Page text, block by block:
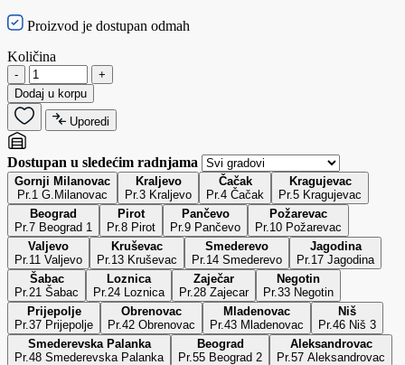
Proizvod je dostupan odmah
Količina
-
+
Dodaj u korpu
Uporedi
Dostupan u sledećim radnjama
Gornji Milanovac
Pr.1 G.Milanovac
Kraljevo
Pr.3 Kraljevo
Čačak
Pr.4 Čačak
Kragujevac
Pr.5 Kragujevac
Beograd
Pr.7 Beograd 1
Pirot
Pr.8 Pirot
Pančevo
Pr.9 Pančevo
Požarevac
Pr.10 Požarevac
Valjevo
Pr.11 Valjevo
Kruševac
Pr.13 Kruševac
Smederevo
Pr.14 Smederevo
Jagodina
Pr.17 Jagodina
Šabac
Pr.21 Šabac
Loznica
Pr.24 Loznica
Zaječar
Pr.28 Zajecar
Negotin
Pr.33 Negotin
Prijepolje
Pr.37 Prijepolje
Obrenovac
Pr.42 Obrenovac
Mladenovac
Pr.43 Mladenovac
Niš
Pr.46 Niš 3
Smederevska Palanka
Pr.48 Smederevska Palanka
Beograd
Pr.55 Beograd 2
Aleksandrovac
Pr.57 Aleksandrovac